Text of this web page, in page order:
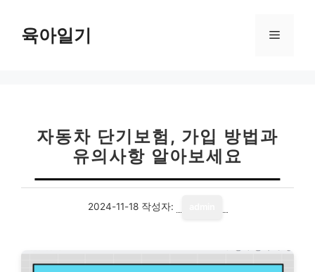
육아일기 메
자동차 단기보험, 가입 방법과
유의사항 알아보세요
2024-11-18 작성자: